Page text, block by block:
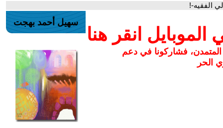
الفقيه-!
انقر هنا
المتمدن، فشاركونا في دعم
الحر
سهيل أحمد بهجت